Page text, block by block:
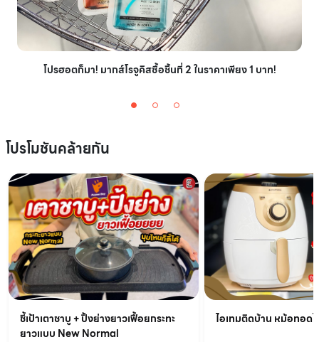
โปรฮอตก็มา! มากส์โรจูคิสซื้อชิ้นที่ 2 ในราคาเพียง 1 บาท!
โปรโมชันคล้ายกัน
ชี้เป้าเตาชาบู + ปิ้งย่างยาวเฟื้อยกระทะ
ยาวแบบ New Normal
ไอเทมติดบ้าน หม้อทอด